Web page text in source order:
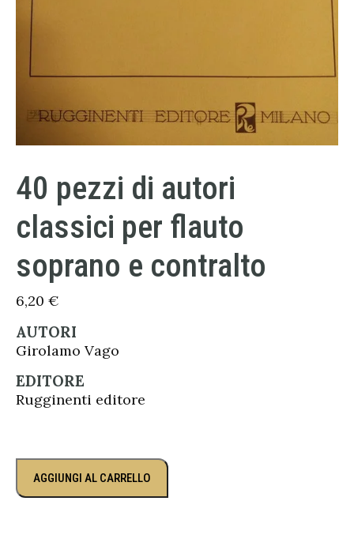
40 pezzi di autori
classici per flauto
soprano e contralto
6,20 €
AUTORI
Girolamo Vago
EDITORE
Rugginenti editore
AGGIUNGI AL CARRELLO